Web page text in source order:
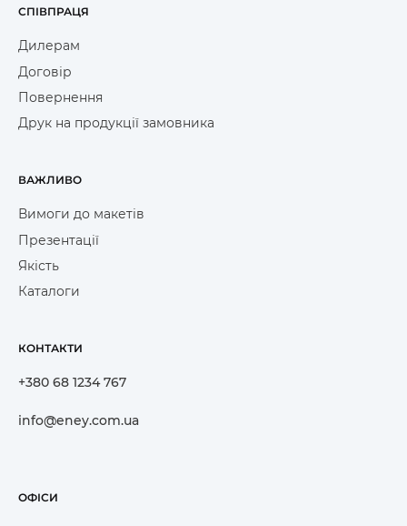
СПІВПРАЦЯ
Дилерам
Договір
Повернення
Друк на продукції замовника
ВАЖЛИВО
Вимоги до макетів
Презентації
Якість
Каталоги
КОНТАКТИ
+380 68 1234 767
info@eney.com.ua
ОФІСИ